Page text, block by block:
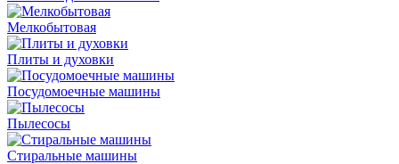
Мелкобытовая
Плиты и духовки
Посудомоечные машины
Пылесосы
Стиральные машины